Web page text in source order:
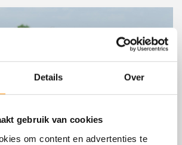
Details Over
gebruik van cookies
om content en advertenties te